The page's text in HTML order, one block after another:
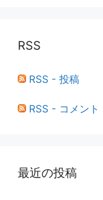
RSS
RSS - 投稿
RSS - コメント
最近の投稿